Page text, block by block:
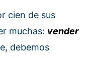
cien de sus
muchas: vender
debemos